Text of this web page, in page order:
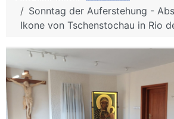
Sonntag der Auferstehung -
Ikone von Tschenstochau in Rio